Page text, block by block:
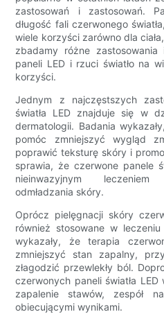
zastosowań i zastosowań.
długość fali czerwonego
wiele korzyści zarówno dla
zbadamy różne
paneli LED i rzuci światło na
korzyści.
Jednym z najczęstszych
światła LED znajduje się w
dermatologii. Badania
pomóc zmniejszyć wygląd
poprawić teksturę skóry i
sprawia, że ​​czerwone panele
nieinwazyjnym
odmładzania skóry.
Oprócz pielęgnacji skóry
również stosowane w
wykazały, że terapia
zmniejszyć stan zapalny,
złagodzić przewlekły ból.
czerwonych paneli światła
zapalenie stawów, zespół
obiecującymi wynikami.